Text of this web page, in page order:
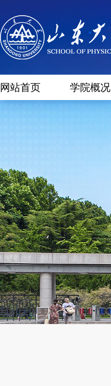
网站首页 学院概况